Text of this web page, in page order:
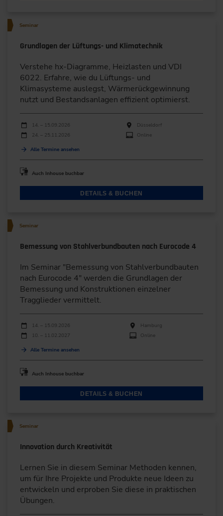
Seminar
Grundlagen der Lüftungs- und Klimatechnik
Verstehe hx-Diagramme, Heizlasten und VDI
6022. Erfahre, wie du Lüftungs- und
Klimasysteme auslegst, Wärmerückgewinnung
nutzt und Bestandsanlagen effizient optimierst.
Durchführungen
Veranstaltungsdatum
14. – 15.09.2026
Düsseldorf
24. – 25.11.2026
Online
Alle Termine ansehen
Auch Inhouse buchbar
DETAILS & BUCHEN
Seminar
Bemessung von Stahlverbundbauten nach Eurocode 4
Im Seminar "Bemessung von Stahlverbundbauten
nach Eurocode 4" werden die Grundlagen der
Bemessung und Konstruktionen einzelner
Tragglieder vermittelt.
Durchführungen
Veranstaltungsdatum
14. – 15.09.2026
Hamburg
10. – 11.02.2027
Online
Alle Termine ansehen
Auch Inhouse buchbar
DETAILS & BUCHEN
Seminar
Innovation durch Kreativität
Lernen Sie in diesem Seminar Methoden kennen,
um für Ihre Projekte und Produkte neue Ideen zu
entwickeln und erproben Sie diese in praktischen
Übungen.